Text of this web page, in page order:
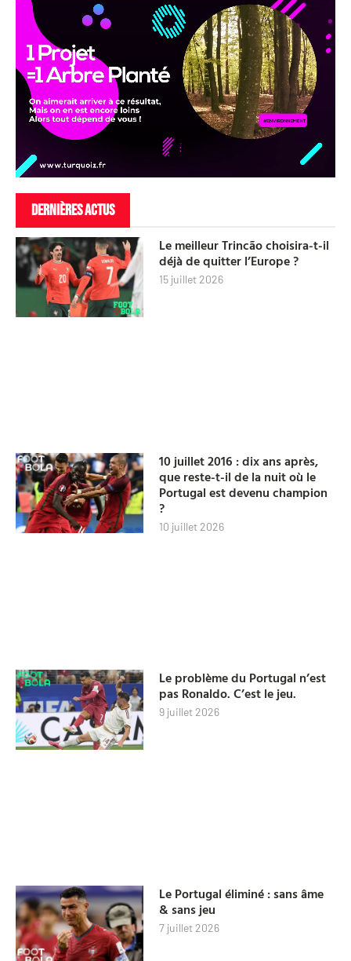
DERNIÈRES ACTUS
Le meilleur Trincão choisira-t-il
déjà de quitter l’Europe ?
15 juillet 2026
10 juillet 2016 : dix ans après,
que reste-t-il de la nuit où le
Portugal est devenu champion
?
10 juillet 2026
Le problème du Portugal n’est
pas Ronaldo. C’est le jeu.
9 juillet 2026
Le Portugal éliminé : sans âme
& sans jeu
7 juillet 2026